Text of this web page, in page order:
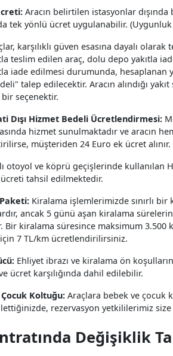
Aracın belirtilen istasyonlar
tek yönlü ücret uygulanabilir.
karşılıklı güven esasına dayalı
teslim edilen araç, dolu depo yakıtla
iade edilmesi durumunda, hesaplanan
talep edilecektir. Aracın alındığı
seçenektir.
Dışı Hizmet Bedeli Ücretlendirmesi:
hizmet sunulmaktadır ve aracın
müşteriden 24 Euro ek ücret alınır.
otoyol ve köprü geçişlerinde kullanılan
tahsil edilmektedir.
Kiralama işlemlerimizde sınırlı
ancak 5 günü aşan kiralama
Bir kiralama süresince maksimum 3.500
7 TL/km ücretlendirilirsiniz.
Ehliyet ibrazı ve kiralama ön
ücret karşılığında dahil edilebilir.
Koltuğu: Araçlara bebek ve çocuk
rezervasyon yetkililerimiz
Değişiklik